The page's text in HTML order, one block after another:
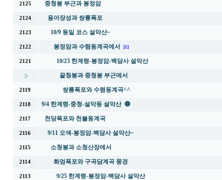
2125 중청봉 부근과 봉정암
2124 용아장성과 쌍룡폭포
2123 10/9 동일 코스 설악산~
2122 봉정암과 수렴동계곡에서 [1]
2121 10/23 한계령-봉정암-백담사 설악산
끝청봉과 중청봉 부근에서
2119 쌍룡폭포와 수렴동계곡^^
2118 9/4 한계령-중청-설악동 설악산 🔵
2117 천당폭포와 천불동계곡
2116 9/11 오색-봉정암-백담사 설악산~
2115 소청봉과 소청산장에서
2114 화엄폭포와 구곡담계곡 풍경
2113 9/25 한계령-봉정암-백담사 설악산